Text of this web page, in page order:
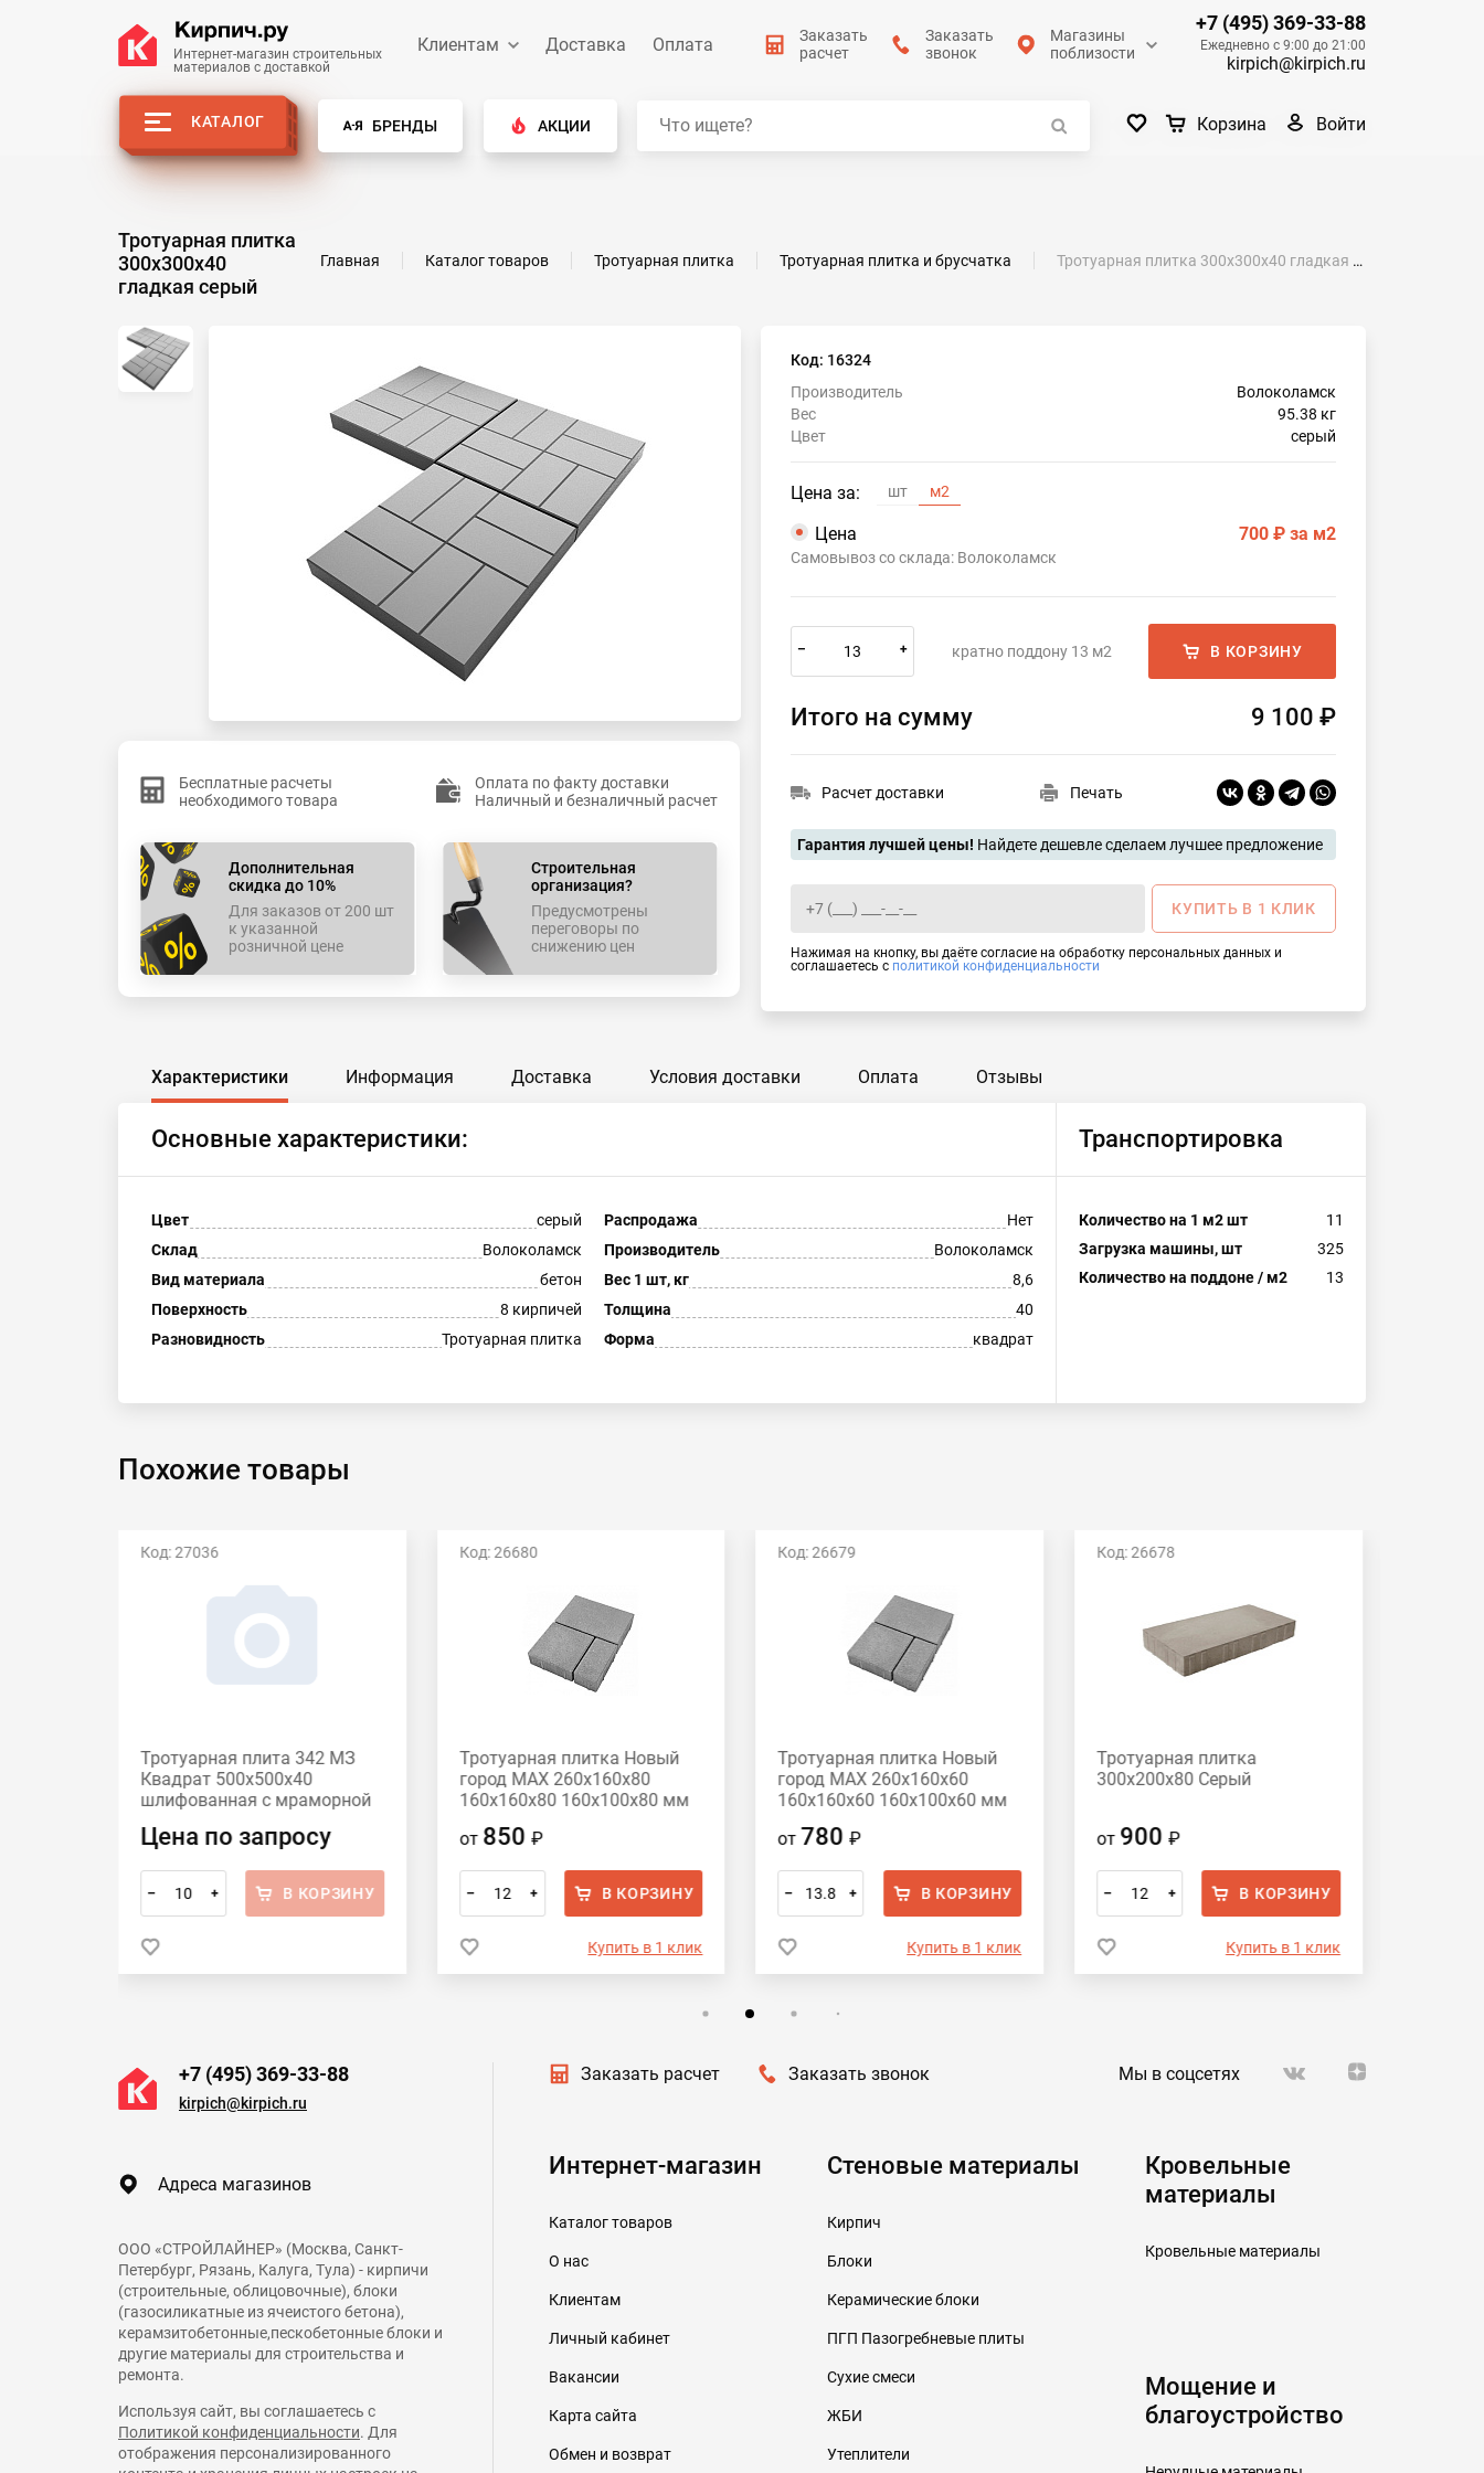
Интернет-магазин строительных
материалов с доставкой
Клиентам Доставка Оплата
Заказать
расчет
Заказать
звонок
Магазины
поблизости
+7 (495) 369-33-88
Ежедневно с 9:00 до 21:00
kirpich@kirpich.ru
КАТАЛОГ БРЕНДЫ АКЦИИ Корзина Войти
Тротуарная плитка
300х300х40
гладкая серый
Главная Каталог товаров Тротуарная плитка Тротуарная плитка и брусчатка Тротуарная плитка 300х300х40 гладкая серый
Бесплатные расчеты
необходимого товара
Оплата по факту доставки
Наличный и безналичный расчет
Дополнительная
скидка до 10%
Для заказов от 200 шт
к указанной
розничной цене
Строительная
организация?
Предусмотрены
переговоры по
снижению цен
Код: 16324
Производитель
Волоколамск
Вес
95.38 кг
Цвет
серый
Цена за: шт м2
Цена 700 ₽ за м2
Самовывоз со склада: Волоколамск
– + кратно поддону 13 м2 В КОРЗИНУ
Итого на сумму 9 100 ₽
Расчет доставки Печать
Гарантия лучшей цены! Найдете дешевле сделаем лучшее предложение
КУПИТЬ В 1 КЛИК
Нажимая на кнопку, вы даёте согласие на обработку персональных данных и
соглашаетесь с политикой конфиденциальности
Характеристики Информация Доставка Условия доставки Оплата Отзывы
Основные характеристики:
Цвет серый Распродажа
Нет
Склад
Волоколамск Производитель
Волоколамск
Вид материала
бетон Вес 1 шт, кг
8,6
Поверхность
8 кирпичей Толщина
40
Разновидность
Тротуарная плитка Форма квадрат
Транспортировка
Количество на 1 м2 шт
11
Загрузка машины, шт
325
Количество на поддоне / м2
13
Похожие товары
Есть видеоКод: 27036
Тротуарная плита 342 МЗ
Квадрат 500x500х40
шлифованная с мраморной
Цена по запросу
– + В КОРЗИНУ
Код: 26680
Тротуарная плитка Новый
город MAX 260х160х80
160х160х80 160х100х80 мм
от 850 ₽
– + В КОРЗИНУ
Купить в 1 клик
Код: 26679
Тротуарная плитка Новый
город MAX 260х160х60
160х160х60 160х100х60 мм
от 780₽
– + В КОРЗИНУ
Купить в 1 клик
Код: 26678
Тротуарная плитка
300х200х80 Серый
от 900₽
– + В КОРЗИНУ
Купить в 1 клик
+7 (495) 369-33-88
kirpich@kirpich.ru
Адреса магазинов
ООО «СТРОЙЛАЙНЕР» (Москва, Санкт-
Петербург, Рязань, Калуга, Тула) - кирпичи
(строительные, облицовочные), блоки
(газосиликатные из ячеистого бетона),
керамзитобетонные,пескобетонные блоки и
другие материалы для строительства и
ремонта.
Используя сайт, вы соглашаетесь с
Политикой конфиденциальности. Для
отображения персонализированного
Заказать расчет Заказать звонок Мы в соцсетях
Интернет-магазин
Каталог товаров
О нас
Клиентам
Личный кабинет
Вакансии
Карта сайта
Обмен и возврат
Стеновые материалы
Кирпич
Блоки
Керамические блоки
ПГП Пазогребневые плиты
Сухие смеси
ЖБИ
Утеплители
Кровельные
материалы
Кровельные материалы
Мощение и
благоустройство